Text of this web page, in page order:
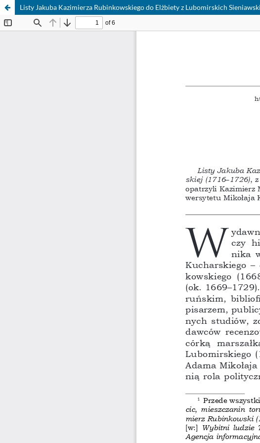
Listy Jakuba Kazimierza Rubinkowskiego do Elżbiety z Lubomirskich